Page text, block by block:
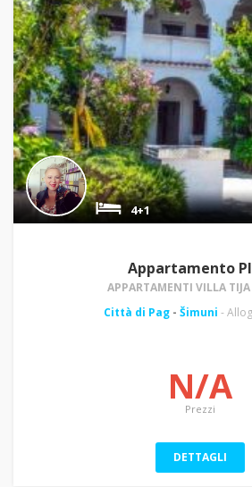
4+1
Appartamento
APPARTAMENTI VILLA
Città di Pag - Šimuni -
N/A
Prezzi
DETTAGLI